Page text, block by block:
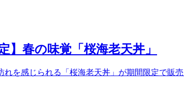
】春の味覚「桜海老天丼」
れを感じられる「桜海老天丼」が期間限定で販